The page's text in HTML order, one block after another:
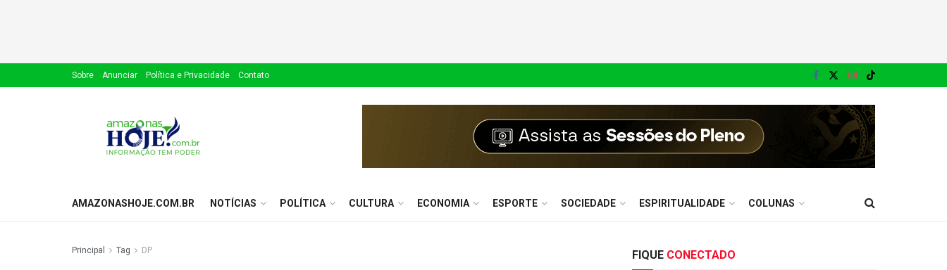
Sobre Anunciar Política e Privacidade Contato
AMAZONASHOJE.COM.BR NOTÍCIAS POLÍTICA CULTURA ECONOMIA ESPORTE SOCIEDADE ESPIRITUALIDADE COLUNAS
Principal Tag DP FIQUE CONECTADO